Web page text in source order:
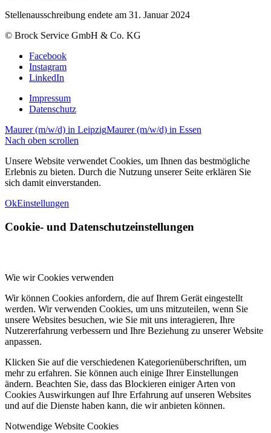
Stellenausschreibung endete am 31. Januar 2024
© Brock Service GmbH & Co. KG
Facebook
Instagram
LinkedIn
Impressum
Datenschutz
Maurer (m/w/d) in LeipzigMaurer (m/w/d) in Essen
Nach oben scrollen
Unsere Website verwendet Cookies, um Ihnen das bestmögliche
Erlebnis zu bieten. Durch die Nutzung unserer Seite erklären Sie
sich damit einverstanden.
OkEinstellungen
Cookie- und Datenschutzeinstellungen
Wie wir Cookies verwenden
Wir können Cookies anfordern, die auf Ihrem Gerät eingestellt
werden. Wir verwenden Cookies, um uns mitzuteilen, wenn Sie
unsere Websites besuchen, wie Sie mit uns interagieren, Ihre
Nutzererfahrung verbessern und Ihre Beziehung zu unserer Website
anpassen.
Klicken Sie auf die verschiedenen Kategorienüberschriften, um
mehr zu erfahren. Sie können auch einige Ihrer Einstellungen
ändern. Beachten Sie, dass das Blockieren einiger Arten von
Cookies Auswirkungen auf Ihre Erfahrung auf unseren Websites
und auf die Dienste haben kann, die wir anbieten können.
Notwendige Website Cookies